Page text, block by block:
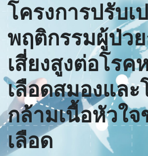
โครงการปรับเ
พฤติกรรมผู้ป่ว
เสี่ยงสูงต่อโรค
เลือดสมองและ
กล้ามเนื้อหัวใ
เลือด